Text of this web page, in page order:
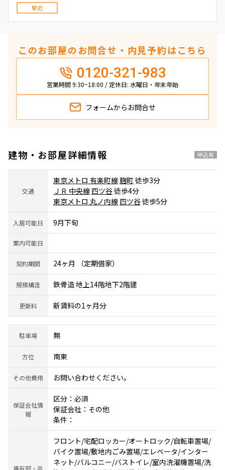
駅近
このお部屋のお問合せ・内見予約はこちら
0120-321-983
営業時間 9:30~18:00 / 定休日: 水曜日・年末年始
フォームから お問合せ
建物・お部屋詳細情報 申込有
交通
東京メトロ 有楽町線麹町 徒歩3分
ＪＲ 中央線 四ツ谷徒歩4分
東京メトロ 丸ノ内線 四ツ谷徒歩5分
入居可能日 9月下旬
案内可能日
契約期間 24ヶ月 （定期借家）
規模構造 鉄骨造 地上14階地下2階建
更新料 新賃料の1ヶ月分
駐車場 無
方位 南東
その他費用 お問い合わせください。
保証会社情
報
区分：必須
保証会社：その他
条件：
専有部・共
フロント/宅配ロッカー/オートロック/自転車置場/
バイク置場/敷地内ごみ置場/エレベータ/インター
ネット/バルコニー/バストイレ/室内洗濯機置場/洗